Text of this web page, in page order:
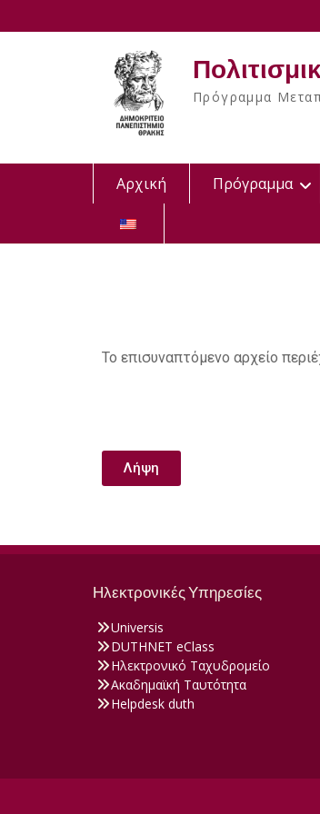
Πρόγραμμα
Αρχική Πρόγραμμα
Το επισυναπτόμενο αρχείο
Λήψη
Ηλεκτρονικές Υπηρεσίες
Universis
DUTHNET eClass
Ηλεκτρονικό Ταχυδρομείο
Ακαδημαϊκή Ταυτότητα
Helpdesk duth